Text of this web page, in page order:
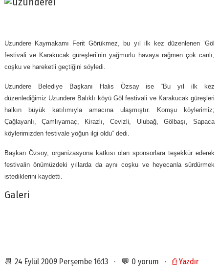
Uzundere Kaymakamı Ferit Görükmez, bu yıl ilk kez düzenlenen ’Göl
festivali ve Karakucak güreşleri’nin yağmurlu havaya rağmen çok canlı,
coşku ve hareketli geçtiğini söyledi.
Uzundere Belediye Başkanı Halis Özsay ise “Bu yıl ilk kez
düzenlediğimiz Uzundere Balıklı köyü Göl festivali ve Karakucak güreşleri
halkın büyük katılımıyla amacına ulaşmıştır. Komşu köylerimiz;
Çağlayanlı, Çamlıyamaç, Kirazlı, Cevizli, Ulubağ, Gölbaşı, Sapaca
köylerimizden festivale yoğun ilgi oldu” dedi.
Başkan Özsoy, organizasyona katkısı olan sponsorlara teşekkür ederek
festivalin önümüzdeki yıllarda da aynı coşku ve heyecanla sürdürmek
istediklerini kaydetti.
Galeri
📆 24 Eylül 2009 Perşembe 16:13 · 💬 0 yorum · ⎙ Yazdır